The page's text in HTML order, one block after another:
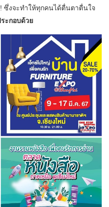
ซึ่งจะทำให้ทุกคนได้ตื่นตาตื่นใจ
ะกอบด้วย